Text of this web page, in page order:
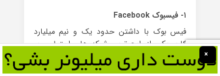
۱- فیسبوک Facebook
فیس بوک با داشتن حدود یک و نیم میلیارد
کاربر یکی از رایج ترین شبکه های اجتماعی پر
طرفدار محسوب می شود . از بهترین مزایای این
پلتفرم می توان به افزایش ترافیک سایت،
×